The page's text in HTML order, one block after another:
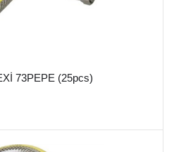
73PEPE (25pcs)